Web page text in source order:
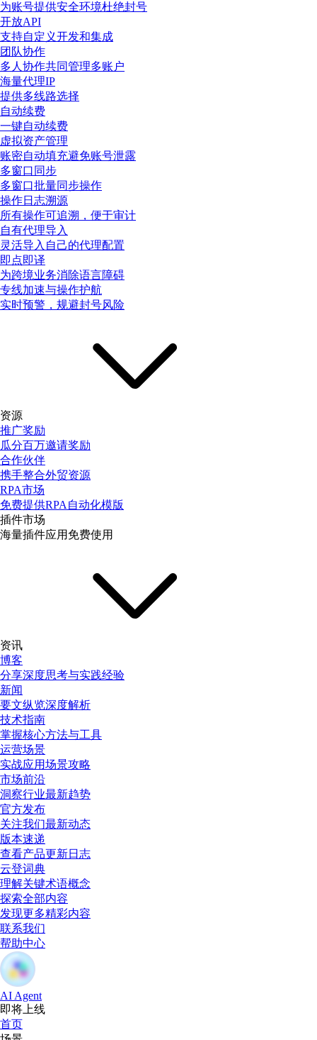
为账号提供安全环境杜绝封号
开放API
支持自定义开发和集成
团队协作
多人协作共同管理多账户
海量代理IP
提供多线路选择
自动续费
一键自动续费
虚拟资产管理
账密自动填充避免账号泄露
多窗口同步
多窗口批量同步操作
操作日志溯源
所有操作可追溯，便于审计
自有代理导入
灵活导入自己的代理配置
即点即译
为跨境业务消除语言障碍
专线加速与操作护航
实时预警，规避封号风险
资源
推广奖励
瓜分百万邀请奖励
合作伙伴
携手整合外贸资源
RPA市场
免费提供RPA自动化模版
插件市场
海量插件应用免费使用
资讯
博客
分享深度思考与实践经验
新闻
要文纵览深度解析
技术指南
掌握核心方法与工具
运营场景
实战应用场景攻略
市场前沿
洞察行业最新趋势
官方发布
关注我们最新动态
版本速递
查看产品更新日志
云登词典
理解关键术语概念
探索全部内容
发现更多精彩内容
联系我们
帮助中心
AI Agent
即将上线
首页